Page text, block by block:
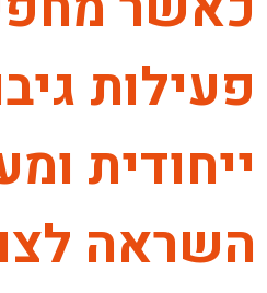
פעילות
ייחודית
השראה